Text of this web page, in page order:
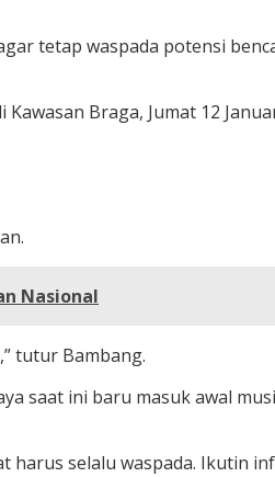
tetap waspada potensi
Braga, Jumat 12
Nasional
tutur Bambang.
saat ini baru masuk awal
harus selalu waspada. Ikutin